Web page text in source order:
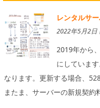
レンタルサ
2022年5月2日
2019年から
にしていま
なります。更新する場合、
またま、サーバーの新規契約